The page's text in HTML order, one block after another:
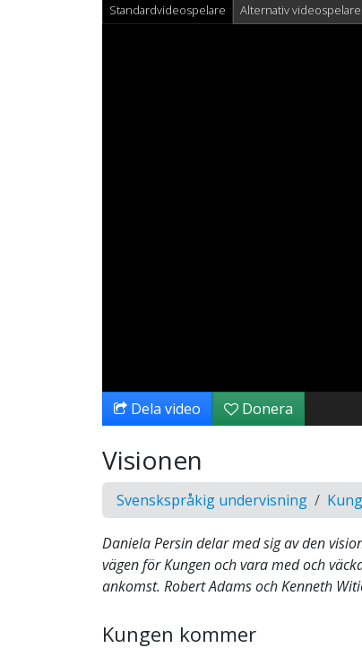
Standardvideospelare Alternativ videospelare
Dela video Donera
Visionen
Svenskspråkig undervisning
Daniela Persin delar med sig av den
vägen för Kungen och vara med och
ankomst. Robert Adams och Kenneth
Kungen kommer